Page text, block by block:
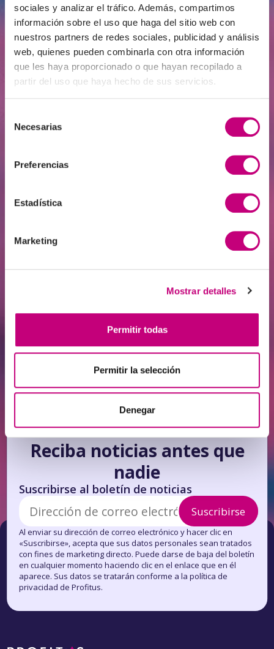
sociales y analizar el tráfico. Además, compartimos
información sobre el uso que haga del sitio web con
nuestros partners de redes sociales, publicidad y análisis
web, quienes pueden combinarla con otra información
que les haya proporcionado o que hayan recopilado a
partir del uso que haya hecho de sus servicios.
Necesarias
Preferencias
Estadística
Marketing
Mostrar detalles
Permitir todas
Permitir la selección
Denegar
Edad de Oro | ¿Haría más asequible la
vivienda gravar las compras de
INVERSIÓN2026-06-14
Antanavičius: cuando el capital más
los demás solo les queda alquilar
Reciba noticias antes que
nadie
Suscribirse al boletín de noticias
Suscribirse
Al enviar su dirección de correo electrónico y hacer clic en
«Suscribirse», acepta que sus datos personales sean tratados
con fines de marketing directo. Puede darse de baja del boletín
en cualquier momento haciendo clic en el enlace que en él
aparece. Sus datos se tratarán conforme a la política de
privacidad de Profitus.